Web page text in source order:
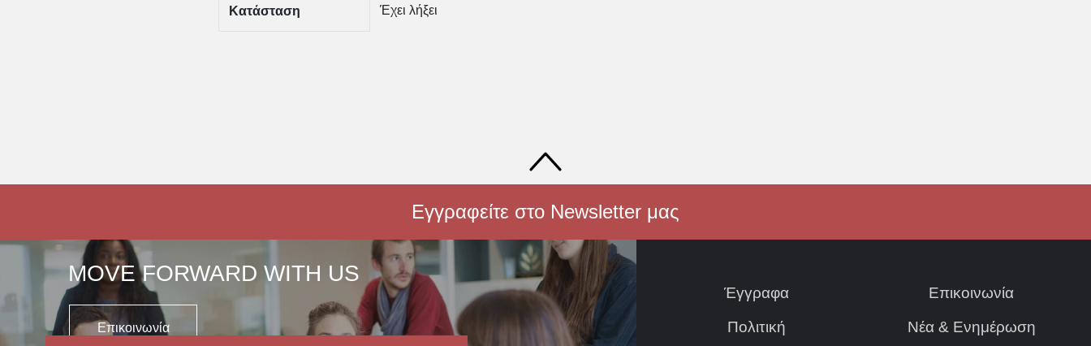
Κατάσταση Έχει λήξει
Εγγραφείτε στο Newsletter μας
MOVE FORWARD WITH US
Επικοινωνία
Έγγραφα
Πολιτική
Επικοινωνία
Νέα & Ενημέρωση